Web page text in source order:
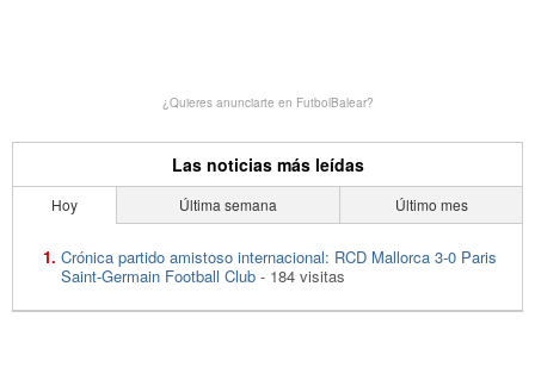
¿Quieres anunciarte en FutbolBalear?
Las noticias más leídas
Hoy Última semana Último mes
Crónica partido amistoso internacional: RCD Mallorca 3-0 Paris
Saint-Germain Football Club - 184 visitas